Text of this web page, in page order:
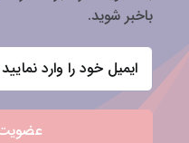
باخبر شوید.
عضویت